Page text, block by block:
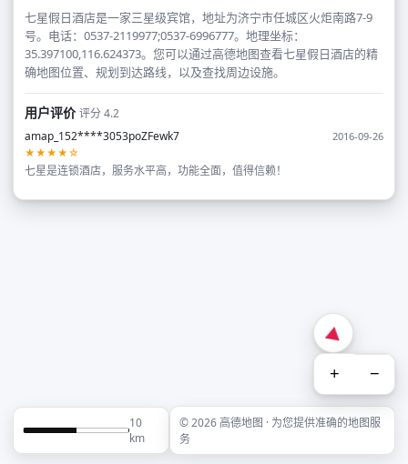
七星假日酒店是一家三星级宾馆，地址为济宁市任城区火炬南路7-9
号。电话：0537-2119977;0537-6996777。地理坐标：
35.397100,116.624373。您可以通过高德地图查看七星假日酒店的精
确地图位置、规划到达路线，以及查找周边设施。
用户评价评分 4.2
amap_152****3053poZFewk7
2016-09-26
★★★★☆
七星是连锁酒店，服务水平高，功能全面，值得信赖！
+ −
10
km
© 2026 高德地图 · 为您提供准确的地图服
务